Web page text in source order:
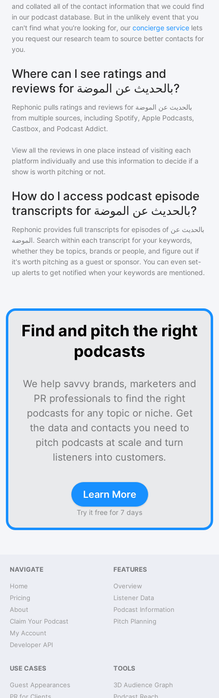
and collated all of the contact information that we could find
in our podcast database. But in the unlikely event that you
can't find what you're looking for, our concierge service lets
you request our research team to source better contacts for
you.
Where can I see ratings and
reviews for بالحديث عن الموضة?
Rephonic pulls ratings and reviews for بالحديث عن الموضة
from multiple sources, including Spotify, Apple Podcasts,
Castbox, and Podcast Addict.
View all the reviews in one place instead of visiting each
platform individually and use this information to decide if a
show is worth pitching or not.
How do I access podcast episode
transcripts for بالحديث عن الموضة?
Rephonic provides full transcripts for episodes of بالحديث عن
الموضة. Search within each transcript for your keywords,
whether they be topics, brands or people, and figure out if
it's worth pitching as a guest or sponsor. You can even set-
up alerts to get notified when your keywords are mentioned.
Find and pitch the right
podcasts
We help savvy brands, marketers and
PR professionals to find the right
podcasts for any topic or niche. Get
the data and contacts you need to
pitch podcasts at scale and turn
listeners into customers.
Learn More
Try it free for 7 days
NAVIGATE
Home
Pricing
About
Claim Your Podcast
My Account
Developer API
FEATURES
Overview
Listener Data
Podcast Information
Pitch Planning
USE CASES
Guest Appearances
TOOLS
3D Audience Graph